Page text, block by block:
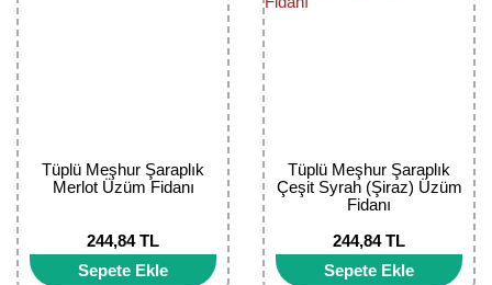
Tüplü Meşhur Şaraplık
Merlot Üzüm Fidanı
244,84 TL
Sepete Ekle
Tüplü Meşhur Şaraplık
Çeşit Syrah (Şiraz) Üzüm
Fidanı
244,84 TL
Sepete Ekle
Kuşburnu Fidanı
Liçi Fidanı
Longan Fidanı